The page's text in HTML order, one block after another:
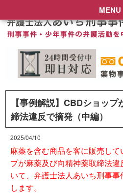
MENU
【事例解説】CBDショッ
締法違反で摘発（中編）
2025/04/10
麻薬を含む商品を客に販売し
プが麻薬及び向精神薬取締法
いて、弁護士法人あいち刑事
します。